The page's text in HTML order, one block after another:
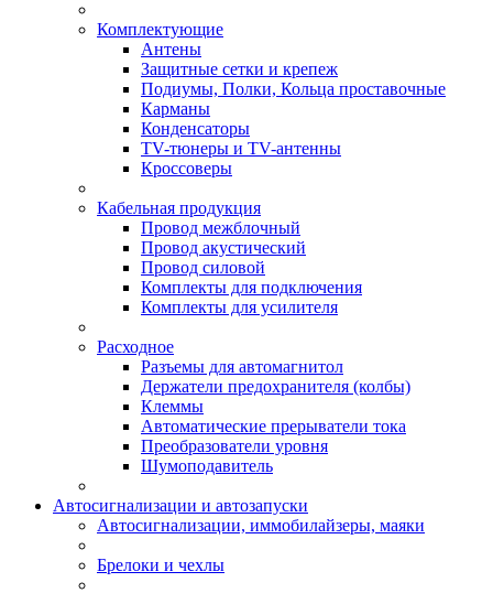
Комплектующие
Антены
Защитные сетки и крепеж
Подиумы, Полки, Кольца проставочные
Карманы
Конденсаторы
TV-тюнеры и TV-антенны
Кроссоверы
Кабельная продукция
Провод межблочный
Провод акустический
Провод силовой
Комплекты для подключения
Комплекты для усилителя
Расходное
Разъемы для автомагнитол
Держатели предохранителя (колбы)
Клеммы
Автоматические прерыватели тока
Преобразователи уровня
Шумоподавитель
Автосигнализации и автозапуски
Автосигнализации, иммобилайзеры, маяки
Брелоки и чехлы